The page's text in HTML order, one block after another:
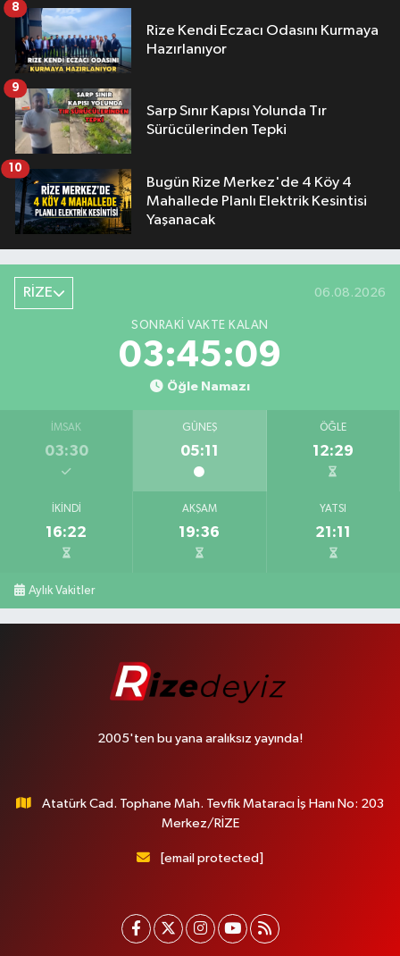
Rize Kendi Eczacı Odasını Kurmaya
Hazırlanıyor
8
Sarp Sınır Kapısı Yolunda Tır
Sürücülerinden Tepki
9
Bugün Rize Merkez'de 4 Köy 4
Mahallede Planlı Elektrik Kesintisi
Yaşanacak
10
RİZE 06.08.2026
SONRAKI VAKTE KALAN
03:45:08
Öğle Namazı
İMSAK
03:30
GÜNEŞ
05:11
ÖĞLE
12:29
İKINDI
16:22
AKŞAM
19:36
YATSI
21:11
Aylık Vakitler
2005'ten bu yana aralıksız yayında!
Atatürk Cad. Tophane Mah. Tevfik Mataracı İş Hanı No: 203
Merkez/RİZE
[email protected]